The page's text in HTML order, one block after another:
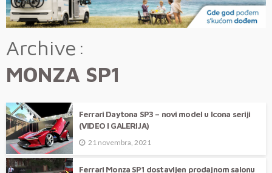
Archive
MONZA SP1
Ferrari Daytona SP3 – novi model u Icona seriji
(VIDEO I GALERIJA)
21 novembra, 2021
Ferrari Monza SP1 dostavljen prodajnom salonu